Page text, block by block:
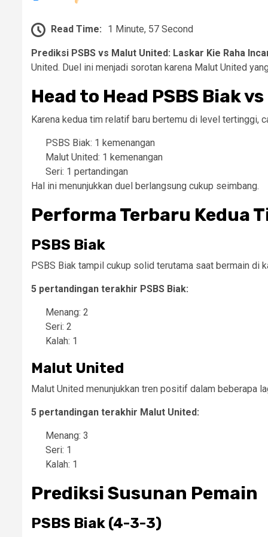
Read Time: 1 Minute, 57 Second
Prediksi PSBS vs Malut United: Laskar Kie Raha
United. Duel ini menjadi sorotan karena Malut United
Head to Head PSBS Biak
Karena kedua tim relatif baru bertemu di level tertinggi,
PSBS Biak: 1 kemenangan
Malut United: 1 kemenangan
Seri: 1 pertandingan
Hal ini menunjukkan duel berlangsung cukup seimbang.
Performa Terbaru Kedua
PSBS Biak
PSBS Biak tampil cukup solid terutama saat bermain di
5 pertandingan terakhir PSBS Biak:
Menang: 2
Seri: 2
Kalah: 1
Malut United
Malut United menunjukkan tren positif dalam beberapa
5 pertandingan terakhir Malut United:
Menang: 3
Seri: 1
Kalah: 1
Prediksi Susunan Pemain
PSBS Biak (4-3-3)